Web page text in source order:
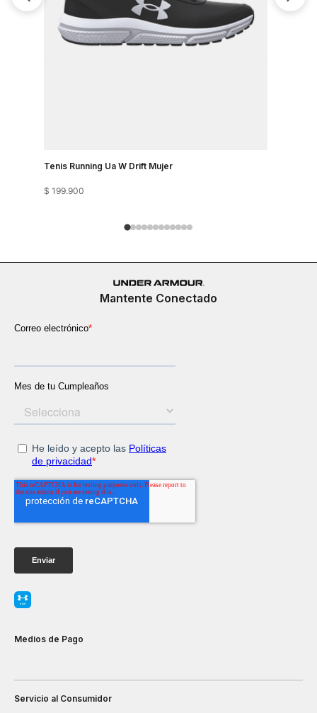
Tenis Running Ua W Drift Mujer
$ 199.900
Mantente Conectado
Medios de Pago
Servicio al Consumidor